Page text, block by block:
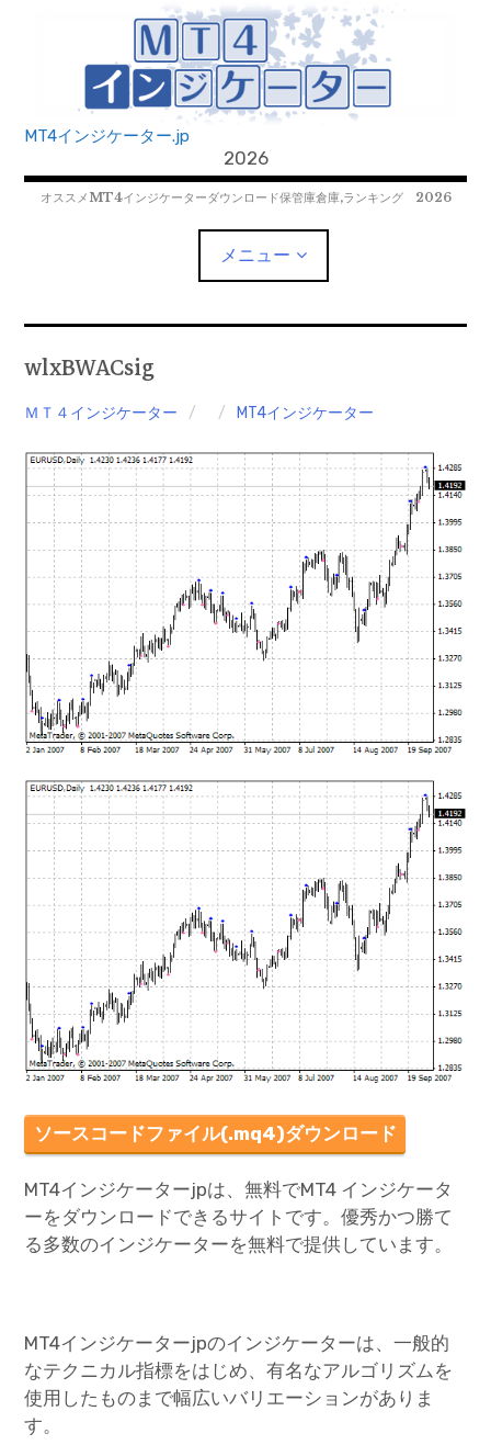
MT4インジケーター.jp
2026
オススメMT4インジケーターダウンロード保管庫倉庫,ランキング 2026
メニュー
MT4EAﾀﾞｳﾝﾛｰﾄﾞ
MT5EAﾀﾞｳﾝﾛｰﾄﾞ
MT5インジケーター
mqファイルをexファイルにする方法
wlxBWACsig
ＭＴ４インジケーター MT4インジケーター
ソースコードファイル(.mq4)ダウンロード
MT4インジケーターjpは、無料でMT4 インジケータ
ーをダウンロードできるサイトです。優秀かつ勝て
る多数のインジケーターを無料で提供しています。
MT4インジケーターjpのインジケーターは、一般的
なテクニカル指標をはじめ、有名なアルゴリズムを
使用したものまで幅広いバリエーションがありま
す。